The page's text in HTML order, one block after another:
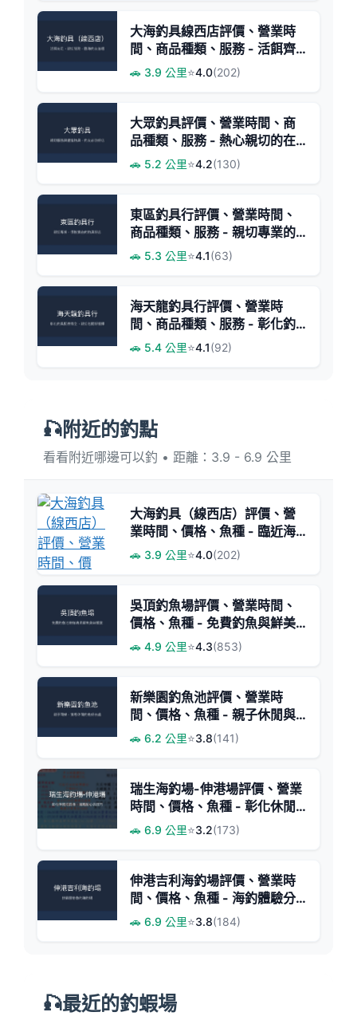
大海釣具線西店評價、營業時
間、商品種類、服務 - 活餌齊
全親切服務
🚗 3.9 公里⭐4.0(202)
大眾釣具評價、營業時間、商
品種類、服務 - 熱心親切的在
地釣具店
🚗 5.2 公里⭐4.2(130)
東區釣具行評價、營業時間、
商品種類、服務 - 親切專業的
平價釣具店
🚗 5.3 公里⭐4.1(63)
海天龍釣具行評價、營業時
間、商品種類、服務 - 彰化釣
具配件齊全
🚗 5.4 公里⭐4.1(92)
🎣附近的釣點
看看附近哪邊可以釣 • 距離：3.9 - 6.9 公里
大海釣具（線西店）評價、營
業時間、價格、魚種 - 臨近海
濱釣場的專業釣具店
🚗 3.9 公里⭐4.0(202)
吳頂釣魚場評價、營業時間、
價格、魚種 - 免費釣魚與鮮美
烤魚體驗
🚗 4.9 公里⭐4.3(853)
新樂園釣魚池評價、營業時
間、價格、魚種 - 親子休閒與
實惠釣場
🚗 6.2 公里⭐3.8(141)
瑞生海釣場-伸港場評價、營業
時間、價格、魚種 - 彰化休閒
海釣體驗
🚗 6.9 公里⭐3.2(173)
伸港吉利海釣場評價、營業時
間、價格、魚種 - 海釣體驗分
🚗 6.9 公里⭐3.8(184)
🎣最近的釣蝦場